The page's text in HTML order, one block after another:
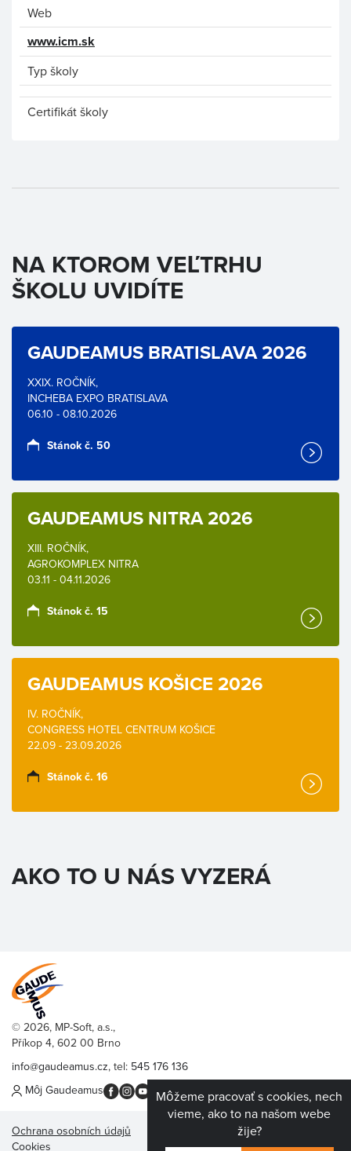
Môžeme pracovať s cookies, nech
vieme, ako to na našom webe
žije?
Web
www.icm.sk
Typ školy
Certifikát školy
NA KTOROM VEĽTRHU
ŠKOLU UVIDÍTE
GAUDEAMUS BRATISLAVA 2026
XXIX. ROČNÍK,
INCHEBA EXPO BRATISLAVA
06.10 - 08.10.2026
Stánok č. 50
GAUDEAMUS NITRA 2026
XIII. ROČNÍK,
AGROKOMPLEX NITRA
03.11 - 04.11.2026
Stánok č. 15
GAUDEAMUS KOŠICE 2026
IV. ROČNÍK,
CONGRESS HOTEL CENTRUM KOŠICE
22.09 - 23.09.2026
Stánok č. 16
AKO TO U NÁS VYZERÁ
© 2026, MP-Soft, a.s.,
Příkop 4, 602 00 Brno
info@gaudeamus.cz, tel: 545 176 136
Môj Gaudeamus
Ochrana osobních údajů
Cookies